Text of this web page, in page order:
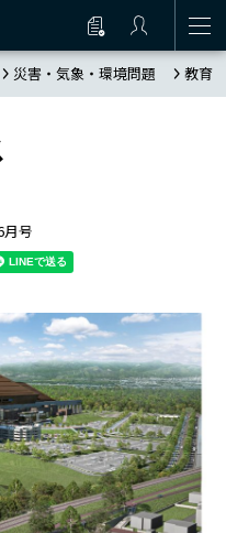
災害・気象・環境問題 教育
月号